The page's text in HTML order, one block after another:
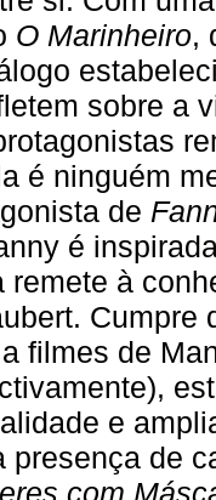
O Marinheiro,
sobre a
é ninguém
de
é
remete à
Cumpre
filmes de
e
presença de
com